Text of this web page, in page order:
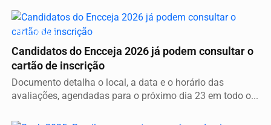
EDUCAÇÃO
Candidatos do Encceja 2026 já podem consultar o
cartão de inscrição
Documento detalha o local, a data e o horário das
avaliações, agendadas para o próximo dia 23 em todo o...